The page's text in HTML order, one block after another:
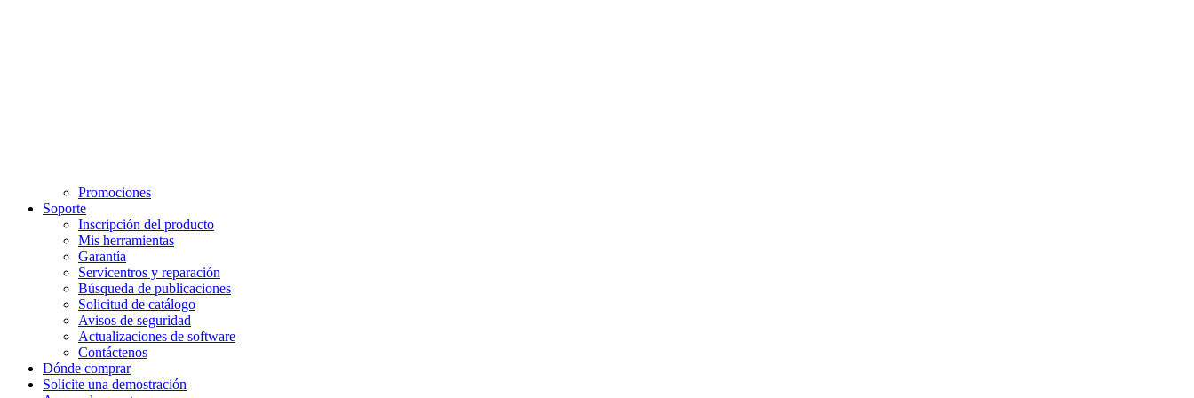
Promociones
Soporte
Inscripción del producto
Mis herramientas
Garantía
Servicentros y reparación
Búsqueda de publicaciones
Solicitud de catálogo
Avisos de seguridad
Actualizaciones de software
Contáctenos
Dónde comprar
Solicite una demostración